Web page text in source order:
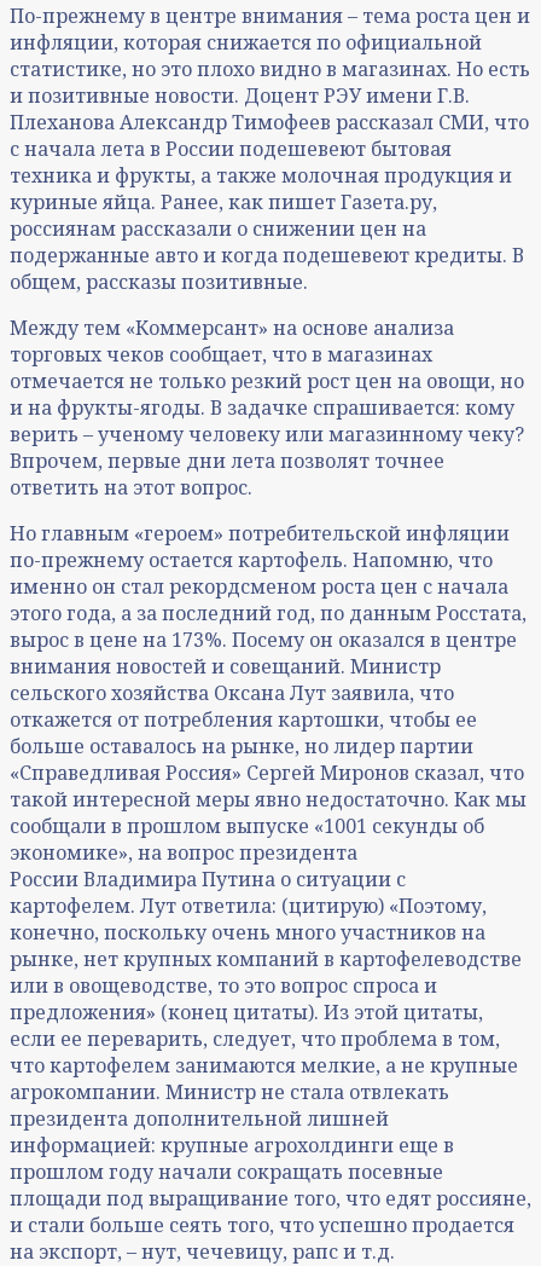
По-прежнему в центре внимания – тема роста цен и
инфляции, которая снижается по официальной
статистике, но это плохо видно в магазинах. Но есть
и позитивные новости. Доцент РЭУ имени Г.В.
Плеханова Александр Тимофеев рассказал СМИ, что
с начала лета в России подешевеют бытовая
техника и фрукты, а также молочная продукция и
куриные яйца. Ранее, как пишет Газета.ру,
россиянам рассказали о снижении цен на
подержанные авто и когда подешевеют кредиты. В
общем, рассказы позитивные.
Между тем «Коммерсант» на основе анализа
торговых чеков сообщает, что в магазинах
отмечается не только резкий рост цен на овощи, но
и на фрукты-ягоды. В задачке спрашивается: кому
верить – ученому человеку или магазинному чеку?
Впрочем, первые дни лета позволят точнее
ответить на этот вопрос.
Но главным «героем» потребительской инфляции
по-прежнему остается картофель. Напомню, что
именно он стал рекордсменом роста цен с начала
этого года, а за последний год, по данным Росстата,
вырос в цене на 173%. Посему он оказался в центре
внимания новостей и совещаний. Министр
сельского хозяйства Оксана Лут заявила, что
откажется от потребления картошки, чтобы ее
больше оставалось на рынке, но лидер партии
«Справедливая Россия» Сергей Миронов сказал, что
такой интересной меры явно недостаточно. Как мы
сообщали в прошлом выпуске «1001 секунды об
экономике», на вопрос президента
России Владимира Путина о ситуации с
картофелем. Лут ответила: (цитирую) «Поэтому,
конечно, поскольку очень много участников на
рынке, нет крупных компаний в картофелеводстве
или в овощеводстве, то это вопрос спроса и
предложения» (конец цитаты). Из этой цитаты,
если ее переварить, следует, что проблема в том,
что картофелем занимаются мелкие, а не крупные
агрокомпании. Министр не стала отвлекать
президента дополнительной лишней
информацией: крупные агрохолдинги еще в
прошлом году начали сокращать посевные
площади под выращивание того, что едят россияне,
и стали больше сеять того, что успешно продается
на экспорт, – нут, чечевицу, рапс и т.д.